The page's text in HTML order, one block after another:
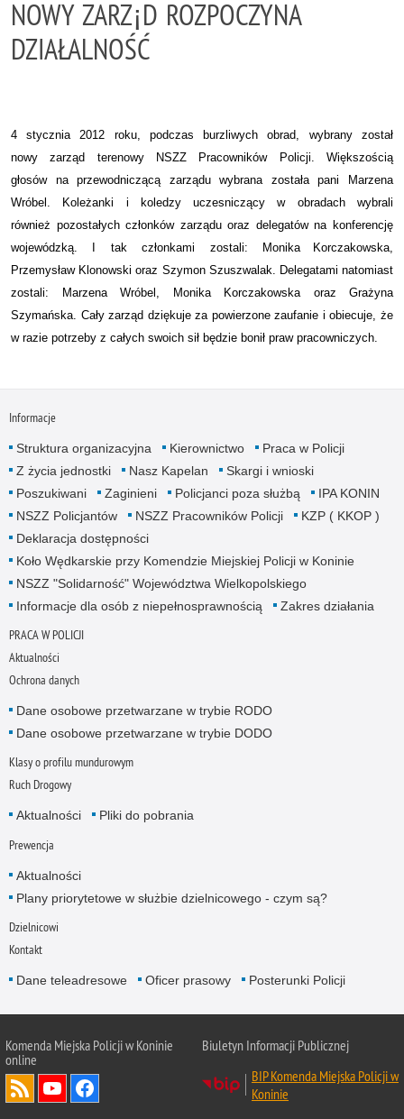
NOWY ZARZ¡D ROZPOCZYNA
DZIAŁALNOŚĆ
4 stycznia 2012 roku, podczas burzliwych obrad, wybrany został
nowy zarząd terenowy NSZZ Pracowników Policji. Większością
głosów na przewodniczącą zarządu wybrana została pani Marzena
Wróbel. Koleżanki i koledzy uczesniczący w obradach wybrali
również pozostałych członków zarządu oraz delegatów na konferencję
wojewódzką. I tak członkami zostali:
Monika Korczakowska,
Przemysław Klonowski oraz Szymon Szuszwalak. Delegatami natomiast
zostali:
Marzena Wróbel, Monika Korczakowska oraz Grażyna
Szymańska. Cały zarząd dziękuje za powierzone zaufanie i obiecuje, że
w razie potrzeby z całych swoich sił będzie bonił praw pracowniczych.
Informacje
Struktura organizacyjna Kierownictwo
Praca w Policji
Z życia jednostki
Nasz Kapelan
Skargi i wnioski
Poszukiwani
Zaginieni Policjanci poza służbą
IPA KONIN
NSZZ Policjantów
NSZZ Pracowników Policji
KZP ( KKOP )
Deklaracja dostępności
Koło Wędkarskie przy Komendzie Miejskiej Policji w Koninie
NSZZ "Solidarność" Województwa Wielkopolskiego
Informacje dla osób z niepełnosprawnością
Zakres działania
PRACA W POLICJI
Aktualności
Ochrona danych
Dane osobowe przetwarzane w trybie RODO
Dane osobowe przetwarzane w trybie DODO
Klasy o profilu mundurowym
Ruch Drogowy
Aktualności Pliki do pobrania
Prewencja
Aktualności
Plany priorytetowe w służbie dzielnicowego - czym są?
Dzielnicowi
Kontakt
Dane teleadresowe Oficer prasowy Posterunki Policji
Komenda Miejska Policji w Koninie
online
Biuletyn Informacji Publicznej
BIP Komenda Miejska Policji w
Koninie